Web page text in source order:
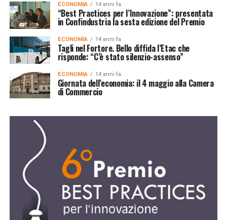
ECONOMIA 14 anni fa
“Best Practices per l’Innovazione”: presentata
in Confindustria la sesta edizione del Premio
ECONOMIA 14 anni fa
Tagli nel Fortore. Bello diffida l’Etac che
risponde: “C’è stato silenzio-assenso”
ECONOMIA 14 anni fa
Giornata dell’economia: il 4 maggio alla Camera
di Commercio